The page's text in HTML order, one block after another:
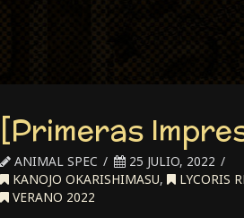
[Primeras
ANIMAL SPEC
25 JULIO, 2022
KANOJO OKARISHIMASU, LYCORIS
VERANO 2022